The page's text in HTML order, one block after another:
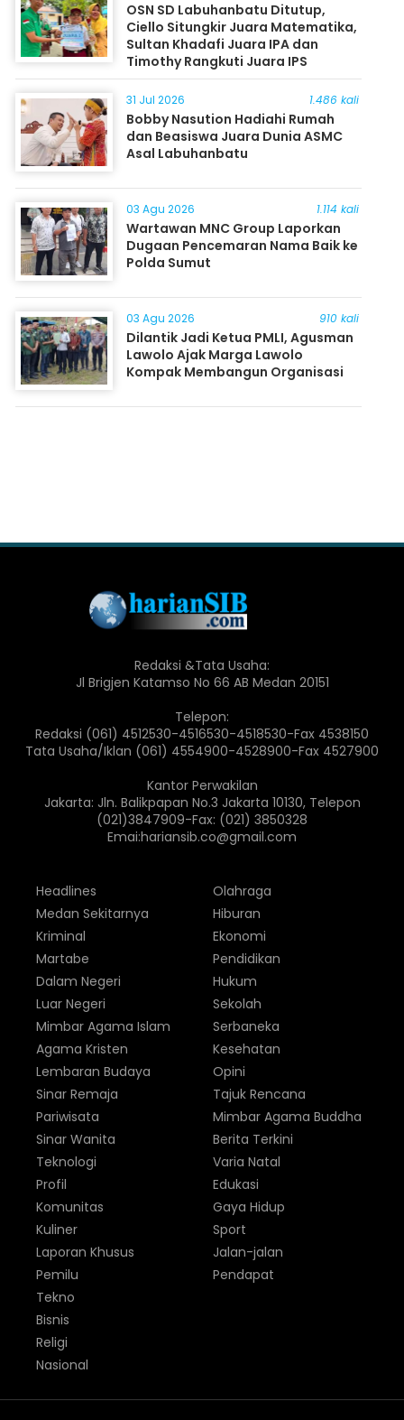
OSN SD Labuhanbatu Ditutup,
Ciello Situngkir Juara Matematika,
Sultan Khadafi Juara IPA dan
Timothy Rangkuti Juara IPS
31 Jul 2026 1.486 kali
Bobby Nasution Hadiahi Rumah
dan Beasiswa Juara Dunia ASMC
Asal Labuhanbatu
03 Agu 2026 1.114 kali
Wartawan MNC Group Laporkan
Dugaan Pencemaran Nama Baik ke
Polda Sumut
03 Agu 2026 910 kali
Dilantik Jadi Ketua PMLI, Agusman
Lawolo Ajak Marga Lawolo
Kompak Membangun Organisasi
Redaksi &Tata Usaha:
Jl Brigjen Katamso No 66 AB Medan 20151
Telepon:
Redaksi (061) 4512530-4516530-4518530-Fax 4538150
Tata Usaha/Iklan (061) 4554900-4528900-Fax 4527900
Kantor Perwakilan
Jakarta: Jln. Balikpapan No.3 Jakarta 10130, Telepon
(021)3847909-Fax: (021) 3850328
Emai:hariansib.co@gmail.com
Headlines
Medan Sekitarnya
Kriminal
Martabe
Dalam Negeri
Luar Negeri
Olahraga
Hiburan
Ekonomi
Pendidikan
Hukum
Sekolah
Mimbar Agama Islam
Agama Kristen
Lembaran Budaya
Sinar Remaja
Pariwisata
Sinar Wanita
Serbaneka
Kesehatan
Opini
Tajuk Rencana
Mimbar Agama Buddha
Berita Terkini
Teknologi
Profil
Komunitas
Kuliner
Laporan Khusus
Pemilu
Varia Natal
Edukasi
Gaya Hidup
Sport
Jalan-jalan
Pendapat
Tekno
Bisnis
Religi
Nasional